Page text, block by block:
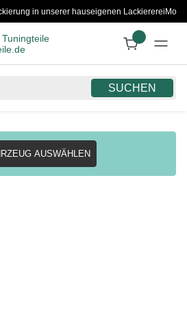
in unserer hauseigenen Lackiererei
SUCHEN
AUSWÄHLEN